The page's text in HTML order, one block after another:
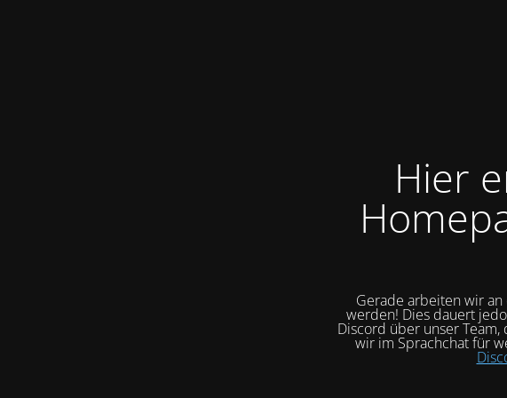
Hier
Gerade arbeiten wir
werden! Dies dauert
Discord über unser
wir im Sprachchat für